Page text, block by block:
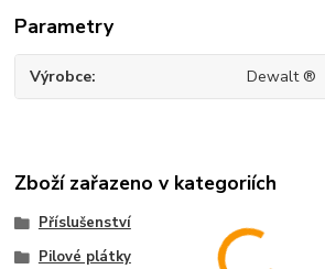
Parametry
Výrobce Dewalt ®
Zboží zařazeno v kategoriích
Příslušenství
Pilové plátky